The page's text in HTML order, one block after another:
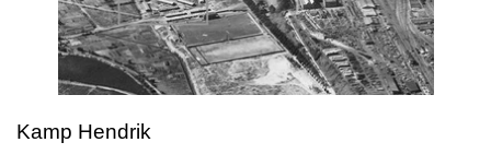
Kamp Hendrik